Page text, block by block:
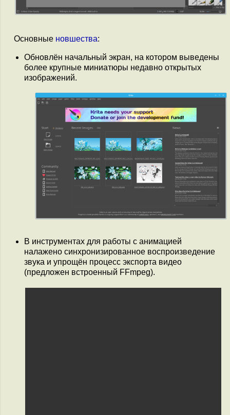
Основные новшества:
Обновлён начальный экран, на котором выведены
более крупные миниатюры недавно открытых
изображений.
В инструментах для работы с анимацией
налажено синхронизированное воспроизведение
звука и упрощён процесс экспорта видео
(предложен встроенный FFmpeg).